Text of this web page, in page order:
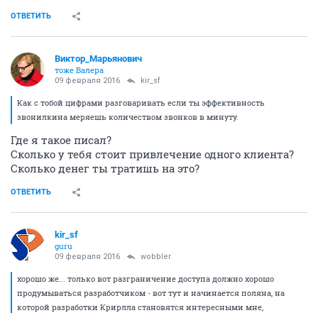
ОТВЕТИТЬ
Виктор_Марьянович
тоже Валера
09 февраля 2016 kir_sf
Как с тобой цифрами разговаривать если ты эффективность
звонилкина меряешь количеством звонков в минуту.
Где я такое писал?
Сколько у тебя стоит привлечение одного клиента?
Сколько денег ты тратишь на это?
ОТВЕТИТЬ
kir_sf
guru
09 февраля 2016 wobbler
хорошо же... только вот разграничение доступа должно хорошо
продумываться разработчиком - вот тут и начинается поляна, на
которой разработки Крирлла становятся интересными мне,